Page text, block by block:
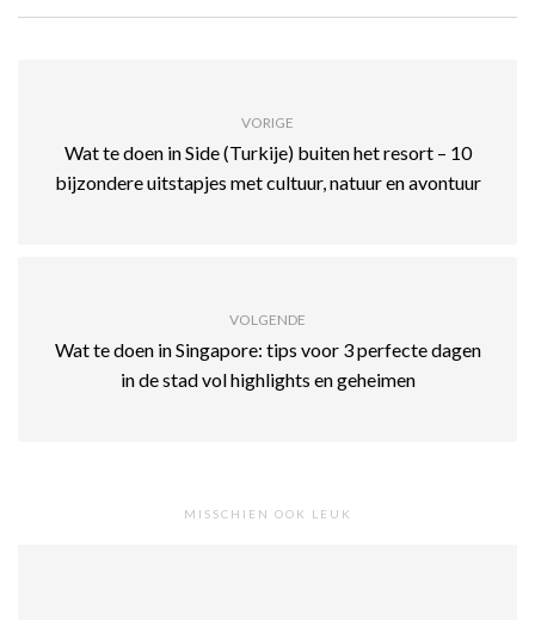
VORIGE
Wat te doen in Side (Turkije) buiten het resort – 10
bijzondere uitstapjes met cultuur, natuur en avontuur
VOLGENDE
Wat te doen in Singapore: tips voor 3 perfecte dagen
in de stad vol highlights en geheimen
MISSCHIEN OOK LEUK